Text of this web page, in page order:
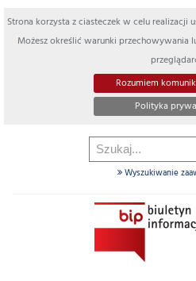
Strona korzysta z ciasteczek w celu realizacji
Możesz określić warunki przechowywania
Rozumiem
Polityka
Wyszukiwanie